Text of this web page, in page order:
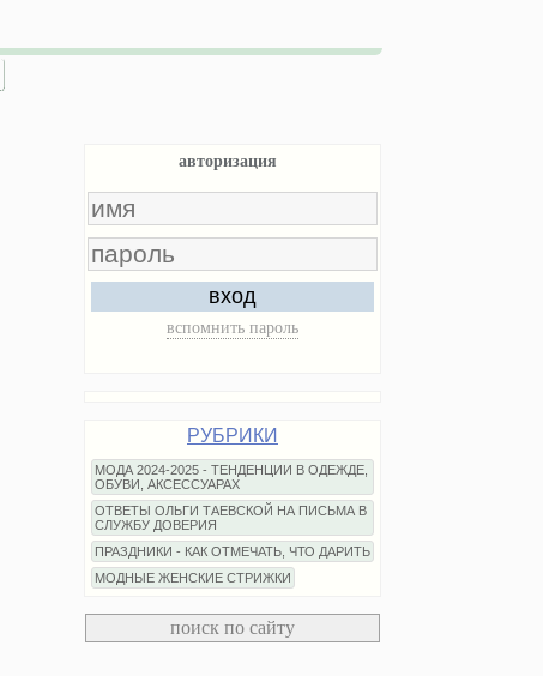
авторизация
вход
вспомнить пароль
РУБРИКИ
МОДА 2024-2025 - ТЕНДЕНЦИИ В ОДЕЖДЕ,
ОБУВИ, АКСЕССУАРАХ
ОТВЕТЫ ОЛЬГИ ТАЕВСКОЙ НА ПИСЬМА В
СЛУЖБУ ДОВЕРИЯ
ПРАЗДНИКИ - КАК ОТМЕЧАТЬ, ЧТО ДАРИТЬ
МОДНЫЕ ЖЕНСКИЕ СТРИЖКИ